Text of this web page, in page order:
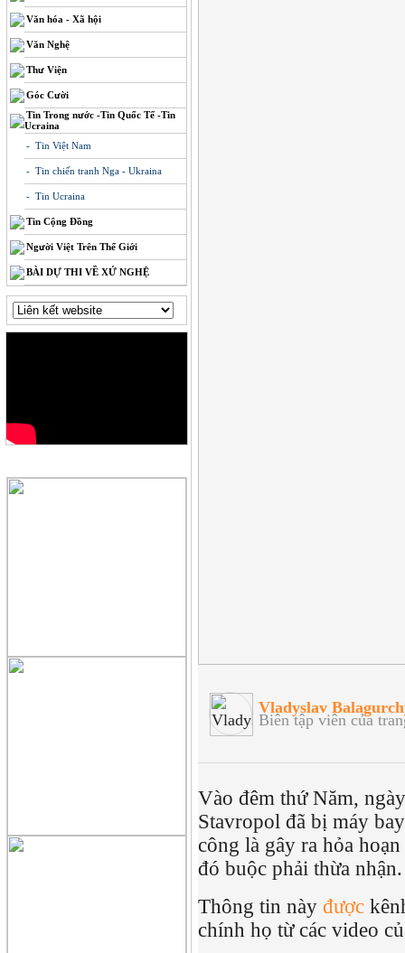
Văn hóa - Xã hội
Văn Nghệ
Thư Viện
Góc Cười
Tin Trong nước -Tin Quốc Tế -Tin
Ucraina
- Tin Việt Nam
- Tin chiến tranh Nga - Ukraina
- Tin Ucraina
Tin Cộng Đồng
Người Việt Trên Thế Giới
BÀI DỰ THI VỀ XỨ NGHỆ
Vladyslav
Biên tập viên của
Vào đêm thứ Năm,
Stavropol đã bị máy
công là gây ra hỏa
đó buộc phải thừa nhận.
Thông tin này được
chính họ từ các video